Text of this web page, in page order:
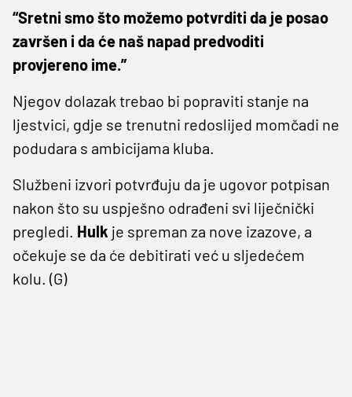
“Sretni smo što možemo potvrditi da je posao
završen i da će naš napad predvoditi
provjereno ime.”
Njegov dolazak trebao bi popraviti stanje na
ljestvici, gdje se trenutni redoslijed momčadi ne
podudara s ambicijama kluba.
Službeni izvori potvrđuju da je ugovor potpisan
nakon što su uspješno odrađeni svi liječnički
pregledi. Hulk je spreman za nove izazove, a
očekuje se da će debitirati već u sljedećem
kolu. (G)